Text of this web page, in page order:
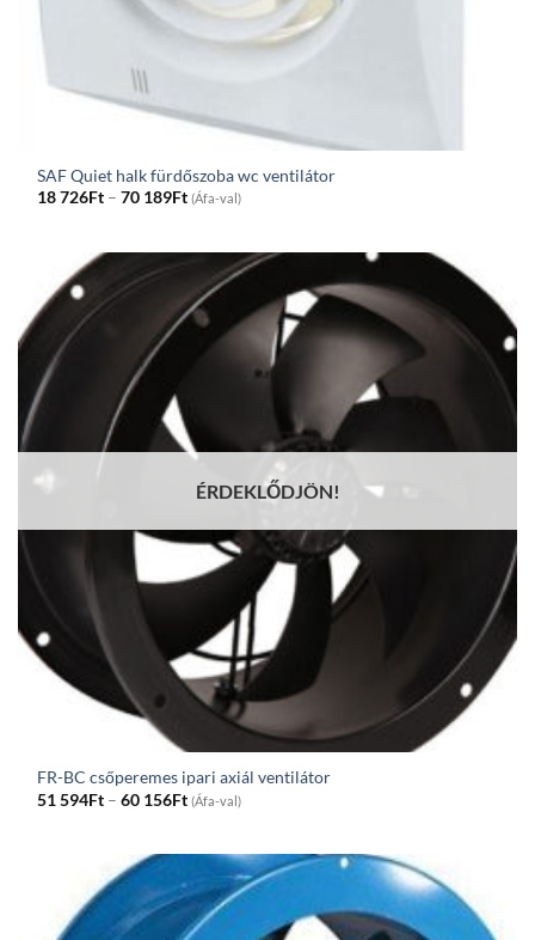
SAF Quiet halk fürdőszoba wc ventilátor
18 726Ft – 70 189FtPrice
range:
through
189Ft
(Áfa-val)
ÉRDEKLŐDJÖN!
FR-BC csőperemes ipari axiál ventilátor
51 594Ft – 60 156FtPrice
range:
through
156Ft
(Áfa-val)